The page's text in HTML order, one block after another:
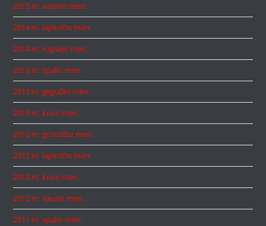
2015 m. vasario mėn.
2014 m. lapkričio mėn.
2014 m. rugsėjo mėn.
2013 m. spalio mėn.
2013 m. gegužės mėn.
2013 m. kovo mėn.
2012 m. gruodžio mėn.
2012 m. lapkričio mėn.
2012 m. kovo mėn.
2012 m. sausio mėn.
2011 m. spalio mėn.